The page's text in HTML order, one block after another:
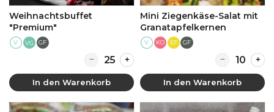
Weihnachtsbuffet
"Premium"
V VG GF
Quantity for Weihnachtsbuffet "Premium"
In den Warenkorb
Mini Ziegenkäse-Salat mit
Granatapfelkernen
V KO EF GF
Quantity for
In den Warenkorb